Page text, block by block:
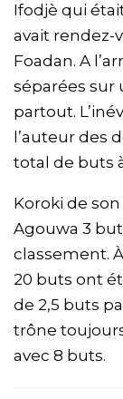
Ifodjè qui
avait rendez-
Foadan. A
séparées sur
partout.
l’auteur des
total de buts
Koroki de
Agouwa 3
classement.
20 buts ont
de 2,5 buts
trône
avec 8 buts.